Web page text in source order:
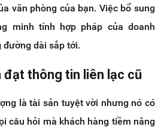
văn phòng của bạn. Việc bổ sung
minh tính hợp pháp của doanh
đường dài sắp tới.
đạt thông tin liên lạc cũ
là tài sản tuyệt vời nhưng nó có
câu hỏi mà khách hàng tiềm năng